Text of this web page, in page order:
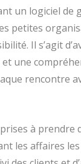
un logiciel de
petites
Il s’agit
une
rencontre
à prendre
les affaires